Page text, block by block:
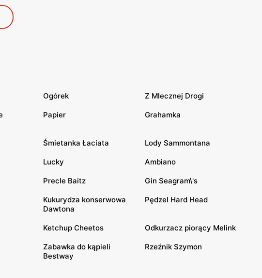
Ogórek Z Mlecznej Drogi
Papier Grahamka
Śmietanka Łaciata Lody Sammontana
Lucky Ambiano
Precle Baitz Gin Seagram\'s
Kukurydza konserwowa
Dawtona
Pędzel Hard Head
Ketchup Cheetos Odkurzacz piorący Melink
Zabawka do kąpieli
Bestway
Rzeźnik Szymon